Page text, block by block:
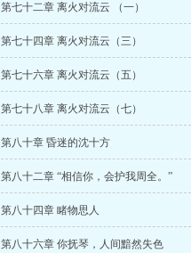
第七十二章 离火对流云 （一）
第七十四章 离火对流云（三）
第七十六章 离火对流云（五）
第七十八章 离火对流云（七）
第八十章 昏迷的沈十方
第八十二章 “相信你，会护我周全。”
第八十四章 睹物思人
第八十六章 你抚琴，人间黯然失色